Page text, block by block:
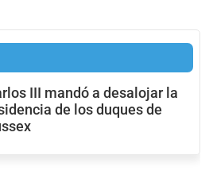
III mandó a desalojar la
de los duques de